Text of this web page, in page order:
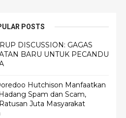
POSTS
DISCUSSION: GAGAS
BARU UNTUK PECANDU
Hutchison Manfaatkan
Spam dan Scam,
Juta Masyarakat